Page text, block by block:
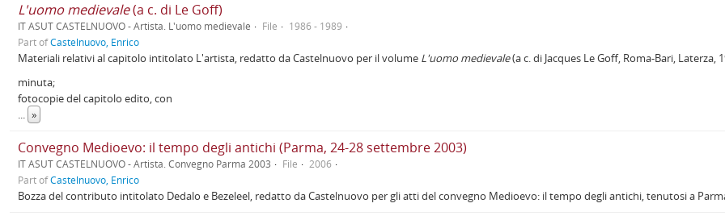
L'uomo medievale(a c. di Le Goff)
IT ASUT CASTELNUOVO - Artista. L'uomo medievale File
1986 - 1989
Part ofCastelnuovo, Enrico
Materiali relativi al capitolo intitolato L'artista, redatto da Castelnuovo per il volume L'uomo medievale(a c. di Jacques Le Goff, Roma-Bari,
minuta;
fotocopie del capitolo edito, con
... »
Convegno Medioevo: il tempo degli antichi (Parma, 24-28 settembre 2003)
IT ASUT CASTELNUOVO - Artista. Convegno Parma 2003 File
2006
Part ofCastelnuovo, Enrico
Bozza del contributo intitolato Dedalo e Bezeleel, redatto da Castelnuovo per gli atti del convegno Medioevo: il tempo degli antichi, tenutosi a